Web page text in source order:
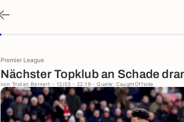
Premier League
Nächster Topklub an Schade
von Tristan Bernert - 12/03 - 22:19 - Quelle: CaughtOffside